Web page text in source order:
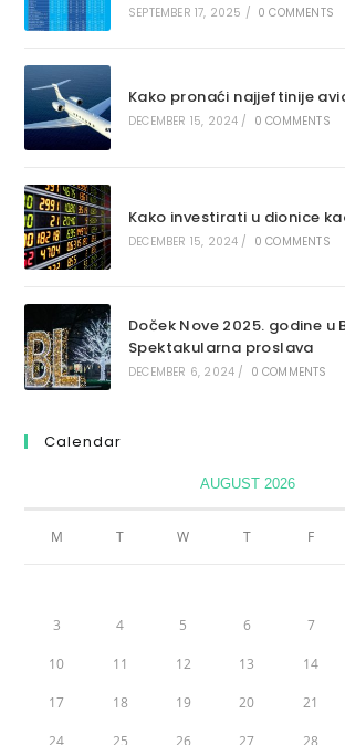
SEPTEMBER 17, 2025 / 0 COMMENTS
Kako pronaći najjeftinije
DECEMBER 15, 2024 / 0 COMMENTS
Kako investirati u dionice
DECEMBER 15, 2024 / 0 COMMENTS
Doček Nove 2025. godine u
Spektakularna proslava
DECEMBER 6, 2024 / 0 COMMENTS
Calendar
AUGUST 2026
M T W T F
3 4 5 6 7
10 11 12 13 14
17 18 19 20 21
24 25 26 27 28